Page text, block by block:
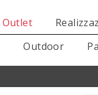
Outlet
Outdoor